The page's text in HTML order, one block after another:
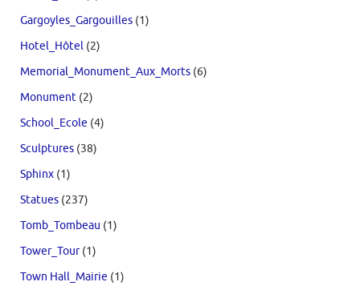
Gargoyles_Gargouilles (1)
Hotel_Hôtel (2)
Memorial_Monument_Aux_Morts (6)
Monument (2)
School_Ecole (4)
Sculptures (38)
Sphinx (1)
Statues (237)
Tomb_Tombeau (1)
Tower_Tour(1)
Town Hall_Mairie (1)